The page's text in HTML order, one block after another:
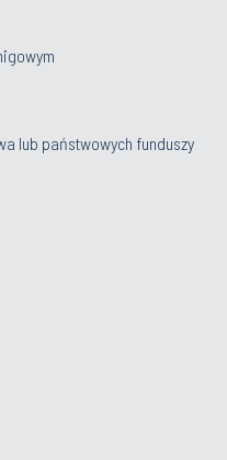
lub państwowych funduszy